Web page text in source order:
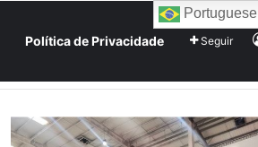
Política de Privacidade Seguir
Portuguese